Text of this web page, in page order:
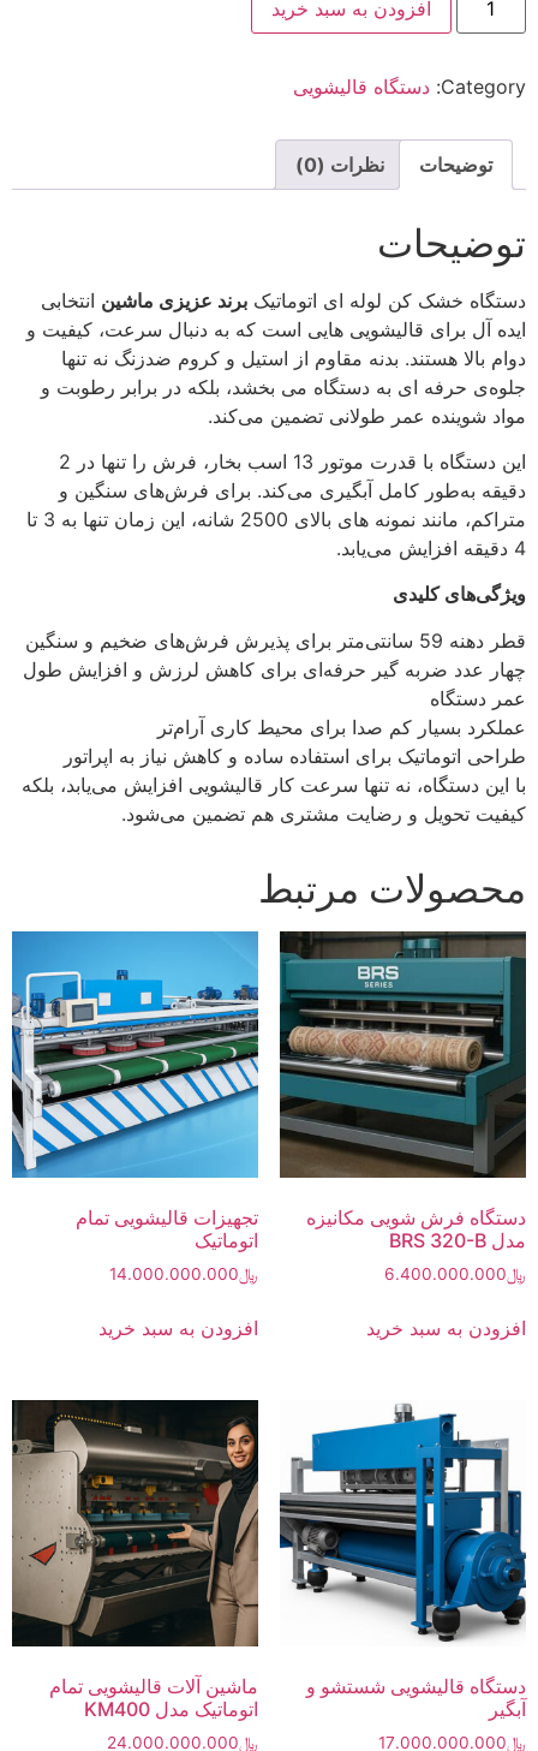
خشک
کن
اتوماتیک
عدد
افزودن به سبد خرید
Category: دستگاه قالیشویی
توضیحات نظرات (0)
توضیحات
دستگاه خشک‌ کن لوله‌ ای اتوماتیک برند عزیزی ماشین انتخابی
ایده‌ آل برای قالیشویی‌ هایی است که به دنبال سرعت، کیفیت و
دوام بالا هستند. بدنه‌ مقاوم از استیل و کروم ضدزنگ نه‌ تنها
جلوه‌ی حرفه‌ ای به دستگاه می بخشد، بلکه در برابر رطوبت و
مواد شوینده عمر طولانی تضمین می‌کند.
این دستگاه با قدرت موتور 13 اسب بخار، فرش را تنها در 2
دقیقه به‌طور کامل آبگیری می‌کند. برای فرش‌های سنگین و
متراکم، مانند نمونه‌ های بالای 2500 شانه، این زمان تنها به 3 تا
4 دقیقه افزایش می‌یابد.
ویژگی‌های کلیدی
قطر دهنه 59 سانتی‌متر برای پذیرش فرش‌های ضخیم و سنگین
چهار عدد ضربه‌ گیر حرفه‌ای برای کاهش لرزش و افزایش طول
عمر دستگاه
عملکرد بسیار کم‌ صدا برای محیط کاری آرام‌تر
طراحی اتوماتیک برای استفاده‌ ساده و کاهش نیاز به اپراتور
با این دستگاه، نه‌ تنها سرعت کار قالیشویی افزایش می‌یابد، بلکه
کیفیت تحویل و رضایت مشتری هم تضمین می‌شود.
محصولات مرتبط
دستگاه فرش شویی مکانیزه
مدل BRS 320-B
﷼6.400.000.000
افزودن به سبد خرید
تجهیزات قالیشویی تمام
اتوماتیک
﷼14.000.000.000
افزودن به سبد خرید
دستگاه قالیشویی شستشو و
آبگیر
﷼17.000.000.000
ماشین آلات قالیشویی تمام
اتوماتیک مدل KM400
﷼24.000.000.000